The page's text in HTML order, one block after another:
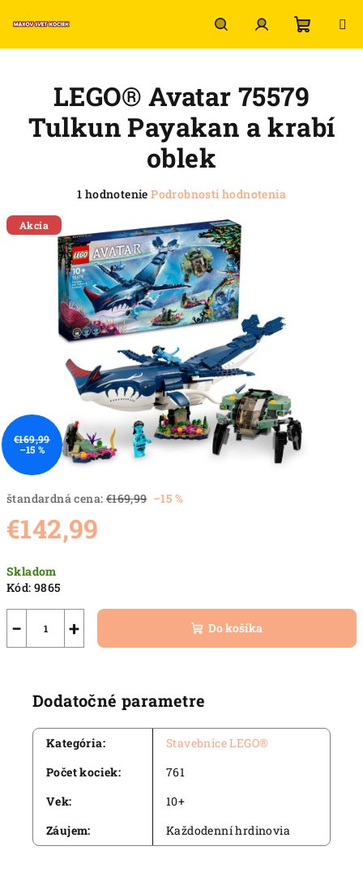
na
HľadaťPrihlásenie
košík
štandardná cena: €169,99 –15 %
€142,99
cena:
Skladom
Kód: 9865
+
− Do košíka
LEGO® Avatar 75579
Tulkun Payakan a krabí
oblek
Priemerné
produktu
je
5,0
z
5
hviezdičiek.
1 hodnotenie Podrobnosti hodnotenia
Akcia
€169,99
–15 %
Dodatočné parametre
Kategória:
Stavebnice LEGO®
Počet kociek:
761
Vek:
10+
Záujem: Každodenní hrdinovia